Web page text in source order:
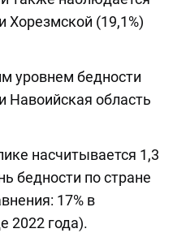
Хорезмской (19,1%)
уровнем бедности
Навоийская область
насчитывается 1,3
бедности по стране
17% в
2022 года).